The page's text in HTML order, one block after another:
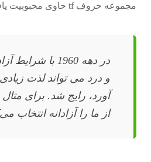
مجموعه حروف tf حاوی محبوبیت یافت.
در دهه 1960 با
و درد می تواند لذت
آورد، رایج شد. برای
از ما را آزادانه انتخاب